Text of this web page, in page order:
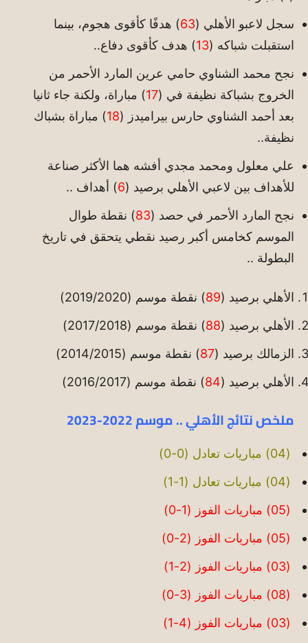
سجل لاعبو الأهلي (63) هدفًا كأقوى هجوم، بينما
استقبلت شباكه (13) هدف كأقوى دفاع..
نجح محمد الشناوي حامي عرين المارد الأحمر من
الخروج بشباكة نظيفة في (17) مباراة، ولكنة جاء ثانيا
بعد أحمد الشناوي حارس بيراميدز (18) مباراة بشباك
نظيفة..
علي معلول ومحمد مجدي أفشه هما الأكثر صناعة
للأهداف بين لاعبي الأهلي برصيد (6) أهداف ..
نجح المارد الأحمر في حصد (83) نقطة طوال
الموسم كخامس أكبر رصيد نقطي يتحقق في تاريخ
البطولة ..
الأهلي برصيد (89) نقطة موسم (2019/2020)
الأهلي برصيد (88) نقطة موسم (2017/2018)
الزمالك برصيد (87) نقطة موسم (2014/2015)
الأهلي برصيد (84) نقطة موسم (2016/2017)
ملخص نتائج الأهلي .. موسم 2022-2023
(04) مباريات تعادل (0-0)
(04) مباريات تعادل (1-1)
(05) مباريات الفوز (1-0)
(05) مباريات الفوز (2-0)
(03) مباريات الفوز (2-1)
(08) مباريات الفوز (3-0)
(03) مباريات الفوز (4-1)